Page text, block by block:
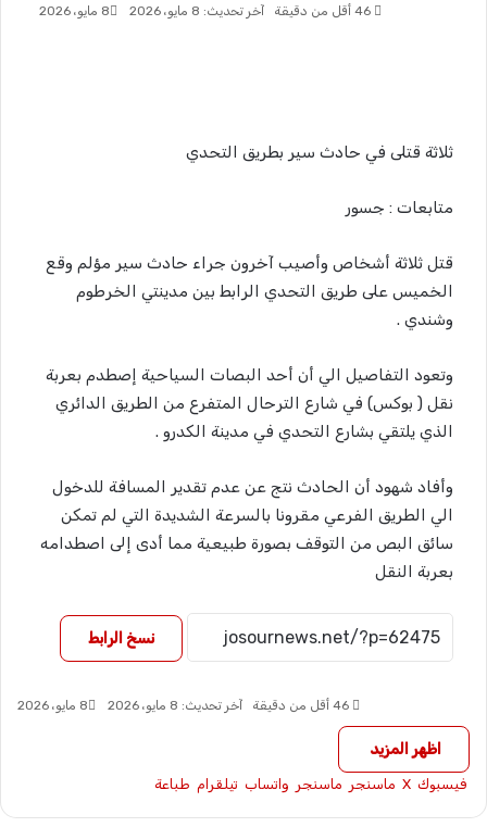
8 مايو، 2026 آخر تحديث: 8 مايو، 2026 أقل من دقيقة
ثلاثة قتلى في حادث سير بطريق التحدي
متابعات : جسور
قتل ثلاثة أشخاص وأصيب آخرون جراء حادث سير مؤلم وقع
الخميس على طريق التحدي الرابط بين مدينتي الخرطوم
وشندي .
وتعود التفاصيل الي أن أحد البصات السياحية إصطدم بعربة
نقل ( بوكس) في شارع الترحال المتفرع من الطريق الدائري
الذي يلتقي بشارع التحدي في مدينة الكدرو .
وأفاد شهود أن الحادث نتج عن عدم تقدير المسافة للدخول
الي الطريق الفرعي مقرونا بالسرعة الشديدة التي لم تمكن
سائق البص من التوقف بصورة طبيعية مما أدى إلى اصطدامه
بعربة النقل
نسخ الرابط
8 مايو، 2026 آخر تحديث: 8 مايو، 2026 أقل من دقيقة
اظهر المزيد
فيسبوك X ماسنجر ماسنجر واتساب تيلقرام طباعة